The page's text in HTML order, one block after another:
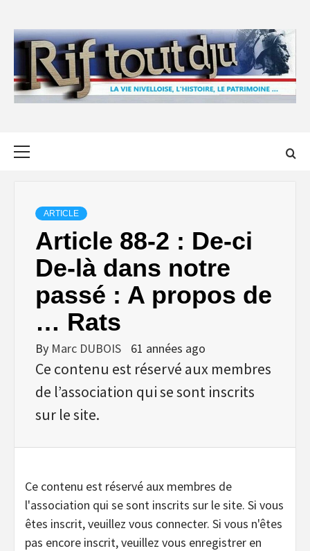
content
ARTICLE
Article 88-2 : De-ci
De-là dans notre
passé : A propos de
… Rats
By Marc DUBOIS 61 années ago
Ce contenu est réservé aux membres
de l’association qui se sont inscrits
sur le site.
Ce contenu est réservé aux membres de
l'association qui se sont inscrits sur le site. Si vous
êtes inscrit, veuillez vous connecter. Si vous n'êtes
pas encore inscrit, veuillez vous enregistrer en